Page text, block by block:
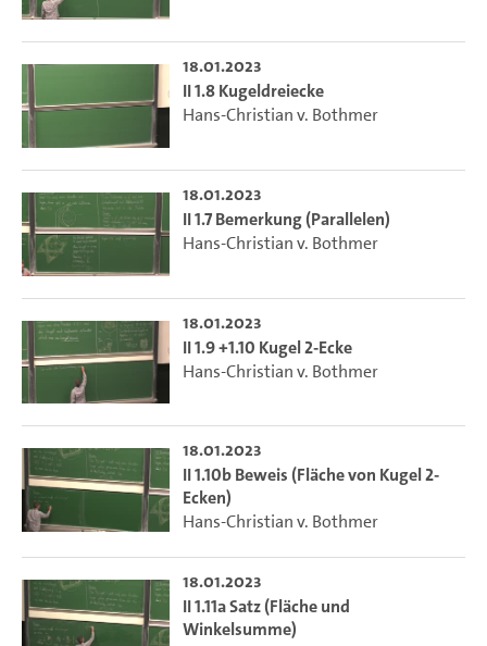
18.01.2023
II 1.8 Kugeldreiecke
Hans-Christian v. Bothmer
18.01.2023
II 1.7 Bemerkung (Parallelen)
Hans-Christian v. Bothmer
18.01.2023
II 1.9 +1.10 Kugel 2-Ecke
Hans-Christian v. Bothmer
18.01.2023
II 1.10b Beweis (Fläche von Kugel 2-
Ecken)
Hans-Christian v. Bothmer
18.01.2023
II 1.11a Satz (Fläche und
Winkelsumme)